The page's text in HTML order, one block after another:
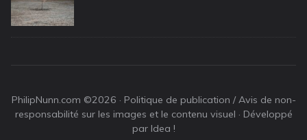
PhilipNunn.com ©2026 · Politique de publication / Avis de non-
responsabilité sur les images et le contenu visuel · Développé
par Idea !